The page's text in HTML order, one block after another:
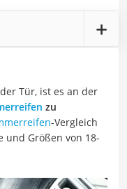
Tür, ist es an der
zu
-Vergleich
und Größen von 18-